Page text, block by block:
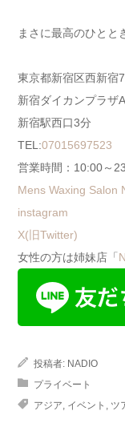
まさに最高のひとと
東京都新宿区西新宿
新宿ダイカンプラザ
新宿駅西口3分
TEL:07015697523
営業時間：10:00～
Mens Waxing Salon
instagram
X(旧Twitter)
女性の方は姉妹店「
投稿者: NADIO
プライベート
アジア, イベント , ツ